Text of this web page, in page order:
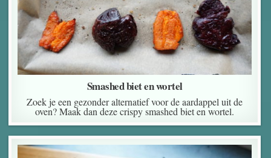
Smashed biet en wortel
Zoek je een gezonder alternatief voor de aardappel uit de
oven? Maak dan deze crispy smashed biet en wortel.